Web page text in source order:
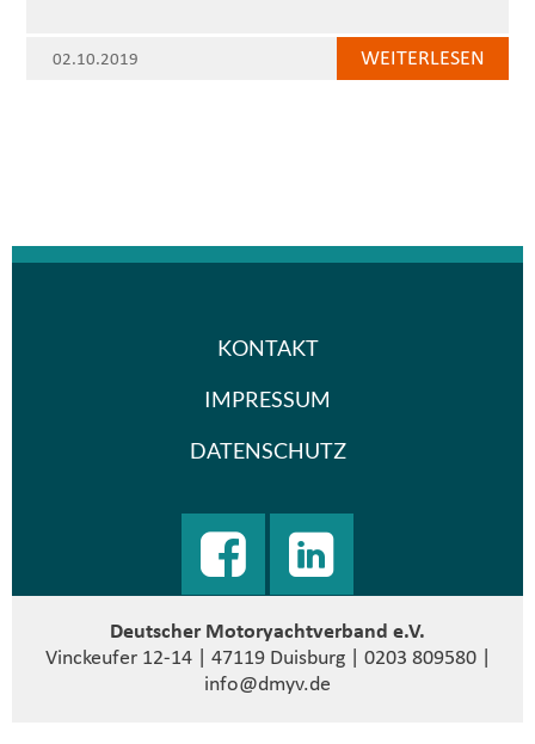
02.10.2019 WEITERLESEN
KONTAKT
IMPRESSUM
DATENSCHUTZ
Deutscher Motoryachtverband e.V.
Vinckeufer 12-14 | 47119 Duisburg | 0203 809580 |
info@dmyv.de